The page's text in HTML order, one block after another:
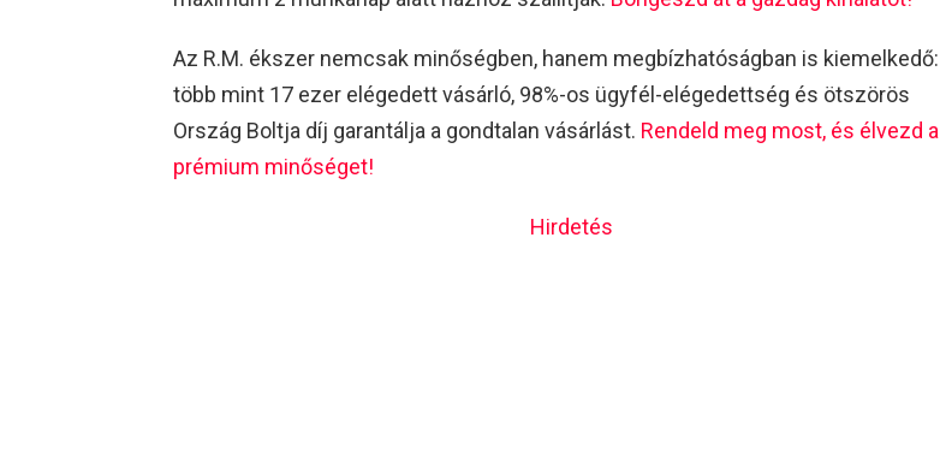
Az R.M. ékszer nemcsak minőségben, hanem megbízhatóságban is kiemelkedő:
több mint 17 ezer elégedett vásárló, 98%-os ügyfél-elégedettség és ötszörös
Ország Boltja díj garantálja a gondtalan vásárlást. Rendeld meg most, és élvezd a
prémium minőséget!
Hirdetés